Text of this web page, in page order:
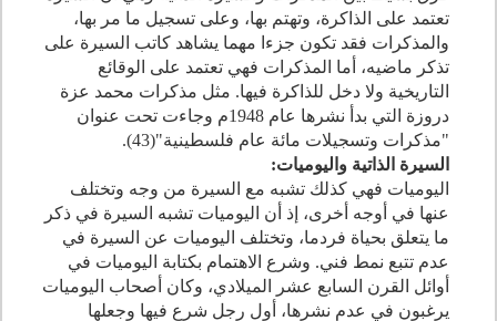
تعتمد على الذاكرة، وتهتم بها، وعلى تسجيل ما مر بها،
والمذكرات فقد تكون جزءا مهما يشاهد كاتب السيرة على
تذكر ماضيه، أما المذكرات فهي تعتمد على الوقائع
التاريخية ولا دخل للذاكرة فيها. مثل مذكرات محمد عزة
دروزة التي بدأ نشرها عام1948م وجاءت تحت عنوان
"مذكرات وتسجيلات مائة عام فلسطينية"(43
).
السيرة الذاتية واليوميات:
اليوميات فهي كذلك تشبه مع السيرة من وجه وتختلف
عنها في أوجه أخرى، إذ أن اليوميات تشبه السيرة في ذكر
ما يتعلق بحياة فردما، وتختلف اليوميات عن السيرة في
عدم تتبع نمط فني. وشرع الاهتمام بكتابة اليوميات في
أوائل القرن السابع عشر الميلادي، وكان أصحاب اليوميات
يرغبون في عدم نشرها، أول رجل شرع فيها وجعلها